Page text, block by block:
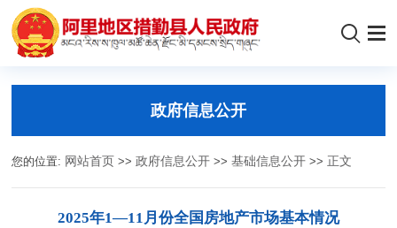
政府信息公开
您的位置: 网站首页 >>政府信息公开 >>基础信息公开 >> 正文
2025年1—11月份全国房地产市场基本情况